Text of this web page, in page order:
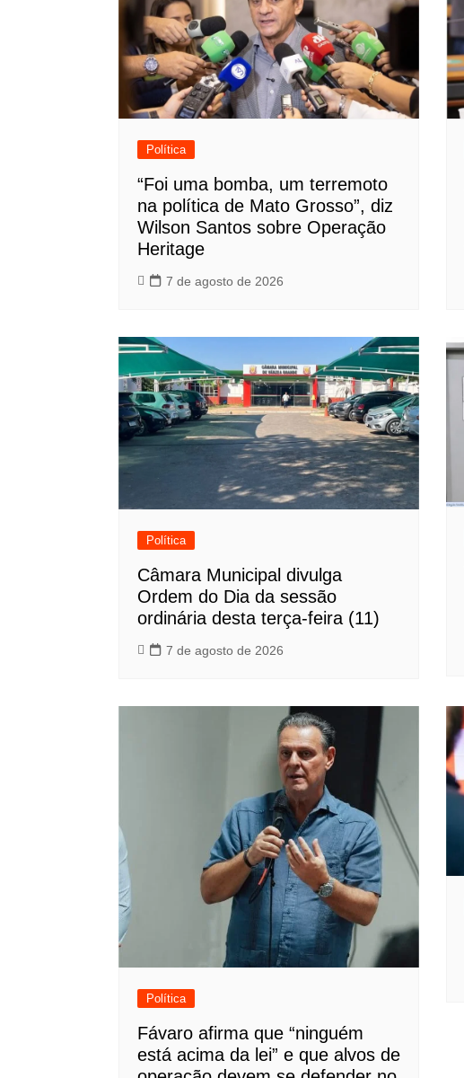
Política
“Foi uma bomba, um terremoto
na política de Mato Grosso”, diz
Wilson Santos sobre Operação
Heritage
7 de agosto de 2026
Política
Câmara Municipal divulga
Ordem do Dia da sessão
ordinária desta terça-feira (11)
7 de agosto de 2026
Política
Fávaro afirma que “ninguém
está acima da lei” e que alvos de